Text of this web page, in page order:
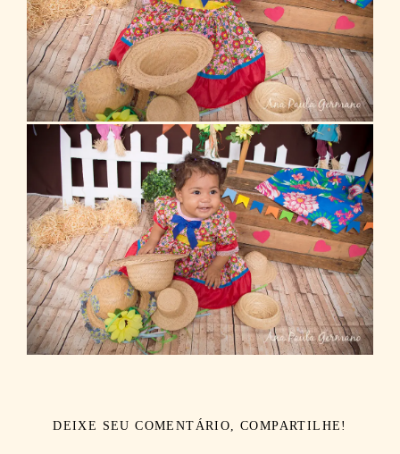
DEIXE SEU COMENTÁRIO, COMPARTILHE!